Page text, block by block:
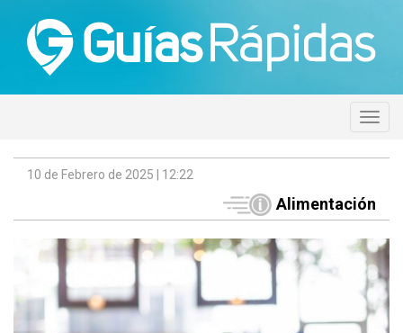
10 de Febrero de 2025 | 12:22
Alimentación